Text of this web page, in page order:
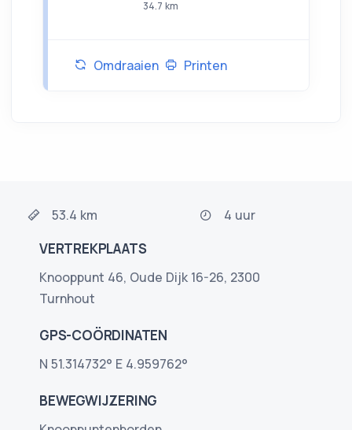
34.7 km
Omdraaien Printen
53.4 km 4 uur
VERTREKPLAATS
Knooppunt 46, Oude Dijk 16-26, 2300
Turnhout
GPS-COÖRDINATEN
N 51.314732° E 4.959762°
BEWEGWIJZERING